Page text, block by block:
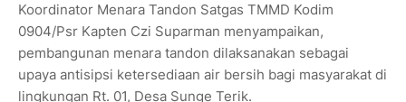
Koordinator Menara Tandon Satgas TMMD Kodim
0904/Psr Kapten Czi Suparman menyampaikan,
pembangunan menara tandon dilaksanakan sebagai
upaya antisipsi ketersediaan air bersih bagi masyarakat di
lingkungan Rt. 01, Desa Sunge Terik.